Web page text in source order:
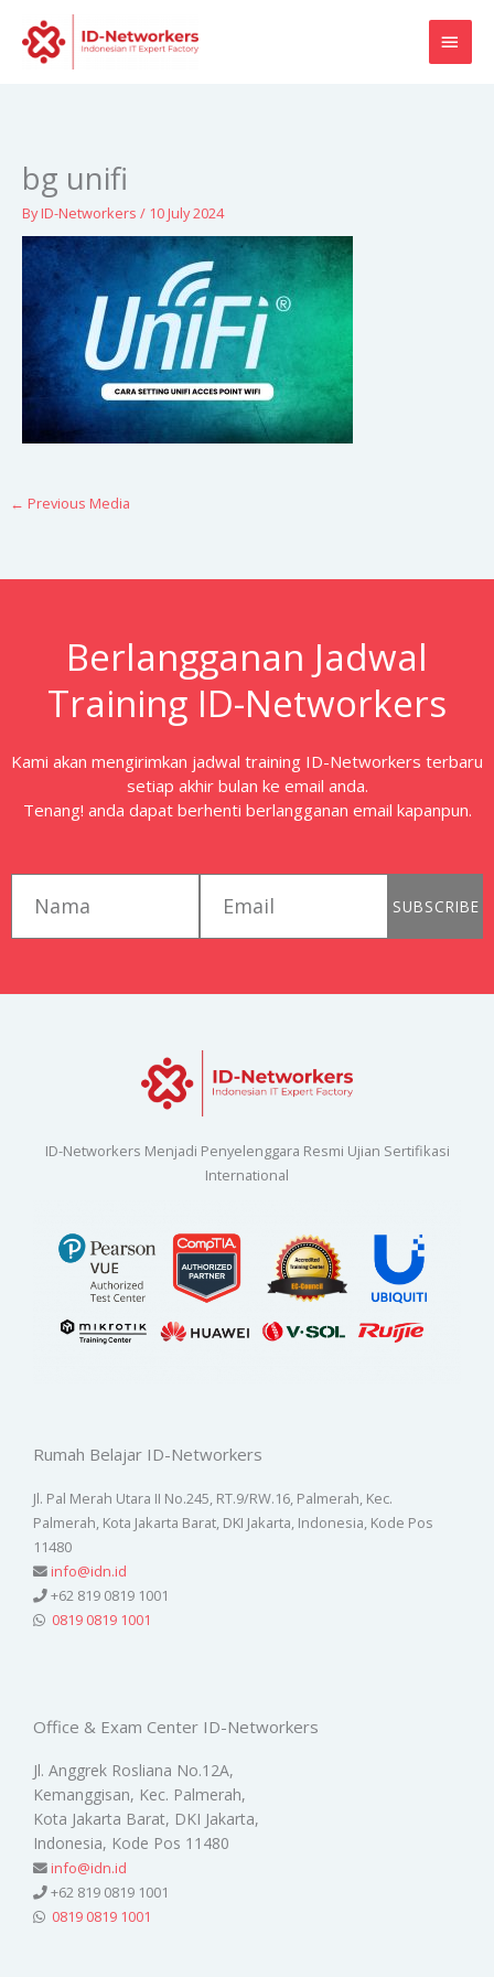
content
bg unifi
ByID-Networkers / 10 July 2024
← Previous Media
Berlangganan Jadwal
Training ID-Networkers
Kami akan mengirimkan jadwal training ID-Networkers terbaru
setiap akhir bulan ke email anda.
Tenang! anda dapat berhenti berlangganan email kapanpun.
SUBSCRIBE
ID-Networkers Menjadi Penyelenggara Resmi Ujian Sertifikasi
International
Rumah Belajar ID-Networkers
Jl. Pal Merah Utara II No.245, RT.9/RW.16, Palmerah, Kec.
Palmerah, Kota Jakarta Barat, DKI Jakarta, Indonesia, Kode Pos
11480
info@idn.id
+62 819 0819 1001
0819 0819 1001
Office & Exam Center ID-Networkers
Jl. Anggrek Rosliana No.12A,
Kemanggisan, Kec. Palmerah,
Kota Jakarta Barat, DKI Jakarta,
Indonesia, Kode Pos 11480
info@idn.id
+62 819 0819 1001
0819 0819 1001